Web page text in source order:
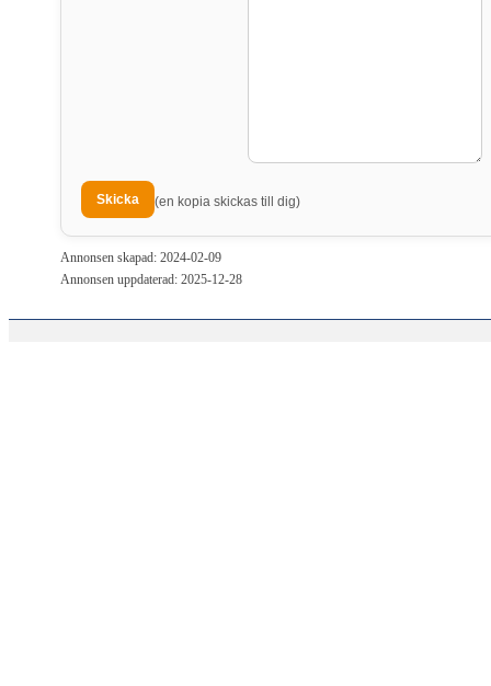
(en kopia skickas till dig)
Annonsen skapad: 2024-02-09
Annonsen uppdaterad: 2025-12-28